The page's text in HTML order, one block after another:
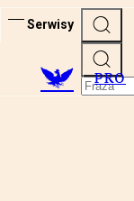
Serwisy
PRO